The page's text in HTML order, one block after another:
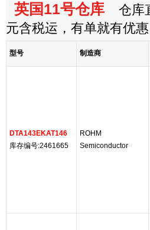
英国11号仓库 仓库
元含税运，有单就有优
型号 制造商
DTA143EKAT146
库存编号:2461665
ROHM
Semiconductor